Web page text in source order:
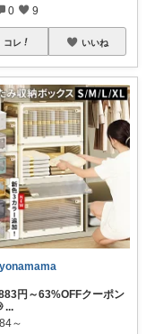
0 9
コレ いいね
yonamama
883円～63%OFFクーポン
...
～